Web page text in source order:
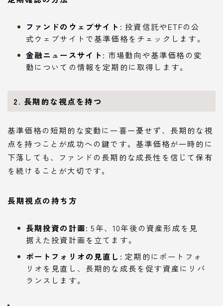
ファンドのウェブサイト : 投資信託やETFの公
式ウェブサイトで基準価格をチェックします。
金融ニュースサイト : 市場動向や基準価格の変
動についての情報を定期的に取得します。
2. 長期的な視点を持つ
基準価格の短期的な変動に一喜一憂せず、長期的な視
点を持つことが成功への鍵です。基準価格が一時的に
下落しても、ファンドの長期的な成長性を信じて保有
を続けることが大切です。
長期視点の持ち方
長期投資の計画: 5年、10年後の資産形成を見
据えた投資計画を立てます。
ポートフォリオの見直し : 定期的にポートフォ
リオを見直し、長期的な成長を促す資産にリバ
ランスします。